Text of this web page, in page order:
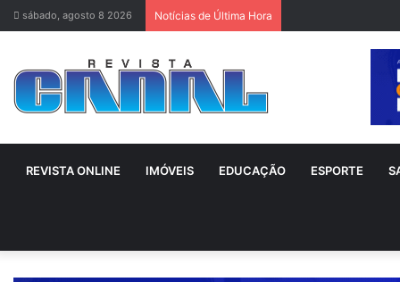
sábado, agosto 8 2026 Notícias de Última Hora
REVISTA ONLINE IMÓVEIS EDUCAÇÃO ESPORTE